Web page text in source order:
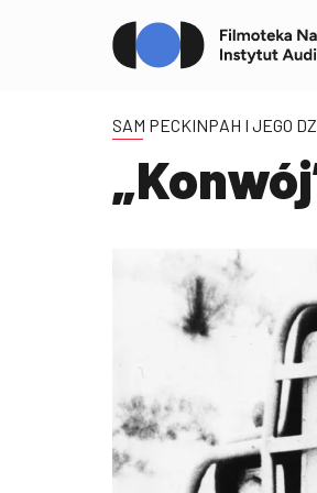
SAM PECKINPAH I JEGO